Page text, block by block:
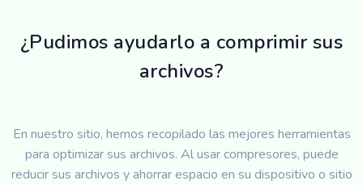
¿Pudimos ayudarlo a comprimir sus
archivos?
En nuestro sitio, hemos recopilado las mejores herramientas
para optimizar sus archivos. Al usar compresores, puede
reducir sus archivos y ahorrar espacio en su dispositivo o sitio